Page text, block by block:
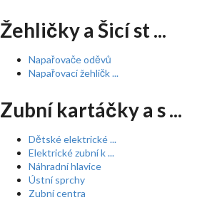
Žehličky a Šicí st ...
Napařovače oděvů
Napařovací žehličk ...
Zubní kartáčky a s ...
Dětské elektrické ...
Elektrické zubní k ...
Náhradní hlavice
Ústní sprchy
Zubní centra